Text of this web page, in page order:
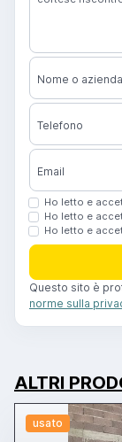
Nome o azienda
Telefono
Email
Ho letto e
Ho letto e
Ho letto e
Questo sito è
norme sulla
ALTRI
usato